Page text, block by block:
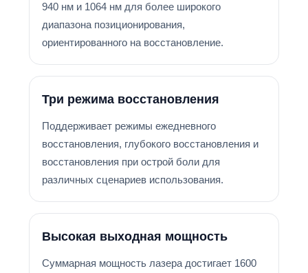
940 нм и 1064 нм для более широкого
диапазона позиционирования,
ориентированного на восстановление.
Три режима восстановления
Поддерживает режимы ежедневного
восстановления, глубокого восстановления и
восстановления при острой боли для
различных сценариев использования.
Высокая выходная мощность
Суммарная мощность лазера достигает 1600